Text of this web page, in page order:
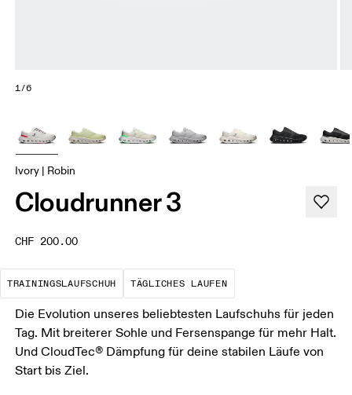
1/6
Ivory | Robin
Cloudrunner 3
CHF 200.00
TRAININGSLAUFSCHUH
Der optimale Schuh für die meisten
TÄGLICHES LAUFEN
Das ist deine Basis.
Die Evolution unseres beliebtesten Laufschuhs für jeden
Tag. Mit breiterer Sohle und Fersenspange für mehr Halt.
Und CloudTec® Dämpfung für deine stabilen Läufe von
Start bis Ziel.